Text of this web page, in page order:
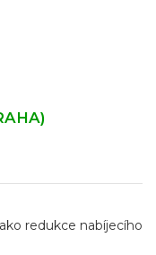
redukce nabíjecího